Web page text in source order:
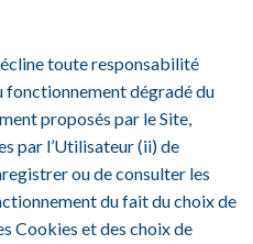
toute responsabilité
fonctionnement dégradé du
proposés par le Site,
par l’Utilisateur (ii) de
ou de consulter les
du fait du choix de
Cookies et des choix de